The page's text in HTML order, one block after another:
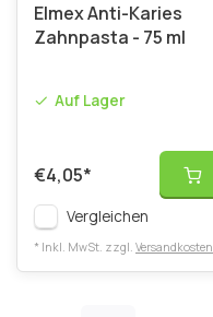
Elmex Anti-Karies
Zahnpasta - 75 ml
Auf Lager
€4,05*
Vergleichen
* Inkl. MwSt. zzgl. Versandkosten